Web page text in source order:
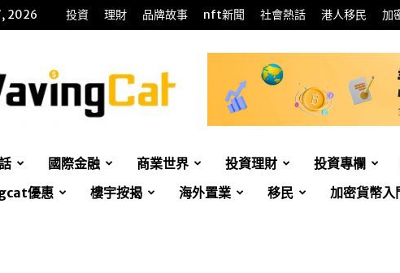
2026 投資 理財 品牌故事 nft新聞 社會熱話 港人移民 加
國際金融 商業世界 投資理財 投資專欄
優惠
樓宇按揭 海外置業 移民 加密貨幣入